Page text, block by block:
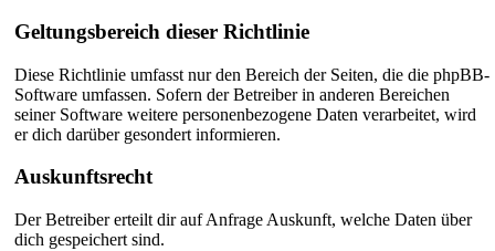
Geltungsbereich dieser Richtlinie
Diese Richtlinie umfasst nur den Bereich der Seiten, die die phpBB-
Software umfassen. Sofern der Betreiber in anderen Bereichen
seiner Software weitere personenbezogene Daten verarbeitet, wird
er dich darüber gesondert informieren.
Auskunftsrecht
Der Betreiber erteilt dir auf Anfrage Auskunft, welche Daten über
dich gespeichert sind.